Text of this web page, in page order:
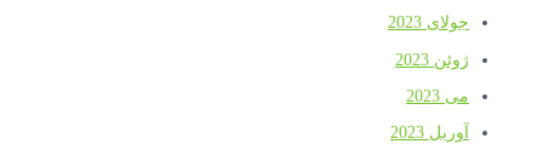
جولای 2023
ژوئن 2023
می 2023
آوریل 2023